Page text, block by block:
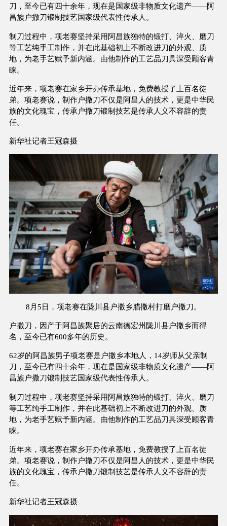
刀，至今已有四十余年，现在是国家级非物质文化遗产——阿
昌族户撒刀锻制技艺国家级代表性传承人。
制刀过程中，项老赛坚持采用阿昌族独特的锻打、淬火、磨刀
等工艺纯手工制作，并在此基础初上不断改进刀的外观、质
地，为老手艺赋予新内涵。由他制作的工艺品刀具深受顾客青
睐。
近年来，项老赛在家乡开办传承基地，免费教授了上百名徒
弟。项老赛说，制作户撒刀不仅是阿昌人的技术，更是中华民
族的文化瑰宝，传承户撒刀锻制技艺是传承人义不容辞的责
任。
新华社记者王冠森摄
8月5日，项老赛在陇川县户撒乡腊撒村打磨户撒刀。
户撒刀，因产于阿昌族聚居的云南德宏州陇川县户撒乡而得
名，至今已有600多年的历史。
62岁的阿昌族男子项老赛是户撒乡本地人，14岁师从父亲制
刀，至今已有四十余年，现在是国家级非物质文化遗产——阿
昌族户撒刀锻制技艺国家级代表性传承人。
制刀过程中，项老赛坚持采用阿昌族独特的锻打、淬火、磨刀
等工艺纯手工制作，并在此基础初上不断改进刀的外观、质
地，为老手艺赋予新内涵。由他制作的工艺品刀具深受顾客青
睐。
近年来，项老赛在家乡开办传承基地，免费教授了上百名徒
弟。项老赛说，制作户撒刀不仅是阿昌人的技术，更是中华民
族的文化瑰宝，传承户撒刀锻制技艺是传承人义不容辞的责
任。
新华社记者王冠森摄